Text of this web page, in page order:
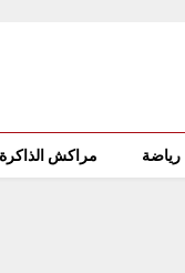
رياضة مراكش الذاكرة